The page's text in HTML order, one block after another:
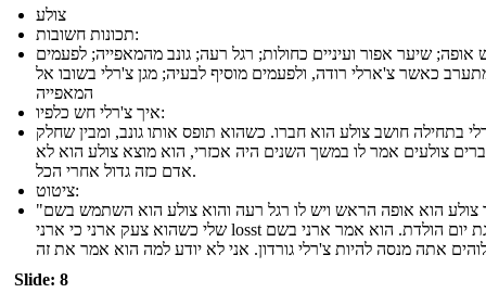
צולע
תכונות חשובות:
אופה; שיער אפור ועיניים כחולות; רגל רעה; גונב מהמאפייה; לפעמים
כאשר צ'ארלי רודה, ולפעמים מוסיף לבעיה; מגן צ'רלי בשובו אל
המאפייה
איך צ'רלי חש כלפיו:
בתחילה חושב צולע הוא חברו. כשהוא תופס אותו גונב, ומבין שחלק
צולעים אמר לו במשך השנים היה אכזרי, הוא מוצא צולע הוא לא
אדם כזה גדול אחרי הכל.
ציטוט:
"הבוקר צולע הוא אופה הראש ויש לו רגל רעה והוא צולע הוא השתמש בשם
שלי כשהוא צעק ארני כי ארני losst עוגת יום הולדת. הוא אמר ארני בשם
Slide: 8